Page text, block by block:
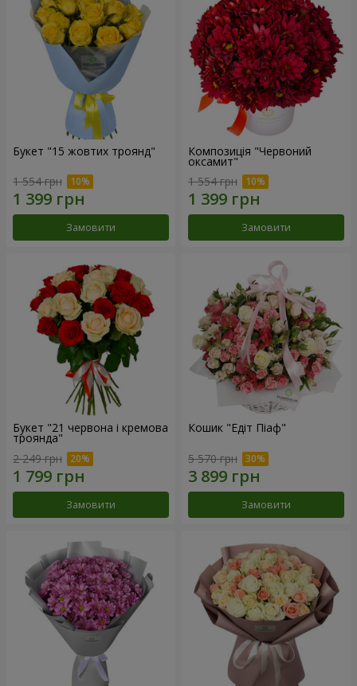
Букет "15 жовтих троянд"
1 554 грн
Замовити
Композиція "Червоний
оксамит"
1 554 грн
Замовити
Букет "21 червона і кремова
троянда"
2 249 грн
Замовити
Кошик "Едіт Піаф"
5 570 грн
Замовити